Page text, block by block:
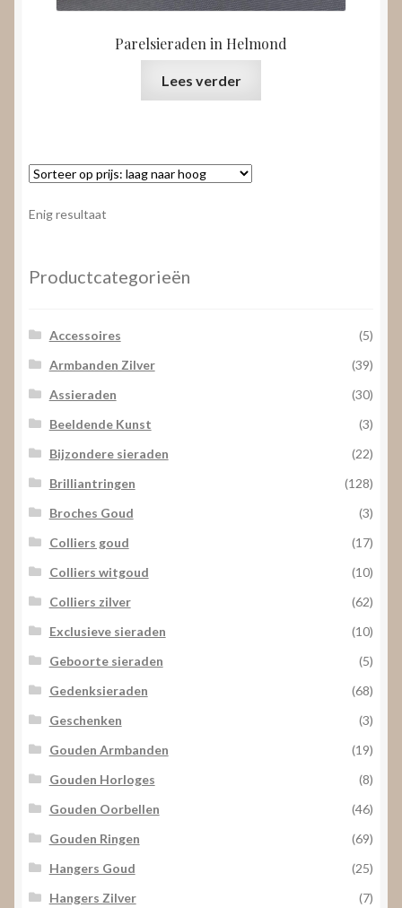
Parelsieraden in Helmond
Lees verder
Enig resultaat
Productcategorieën
Accessoires
(5)
Armbanden Zilver
(39)
Assieraden
(30)
Beeldende Kunst
(3)
Bijzondere sieraden
(22)
Brilliantringen
(128)
Broches Goud
(3)
Colliers goud
(17)
Colliers witgoud
(10)
Colliers zilver
(62)
Exclusieve sieraden
(10)
Geboorte sieraden
(5)
Gedenksieraden
(68)
Geschenken
(3)
Gouden Armbanden
(19)
Gouden Horloges
(8)
Gouden Oorbellen
(46)
Gouden Ringen
(69)
Hangers Goud
(25)
Hangers Zilver
(7)